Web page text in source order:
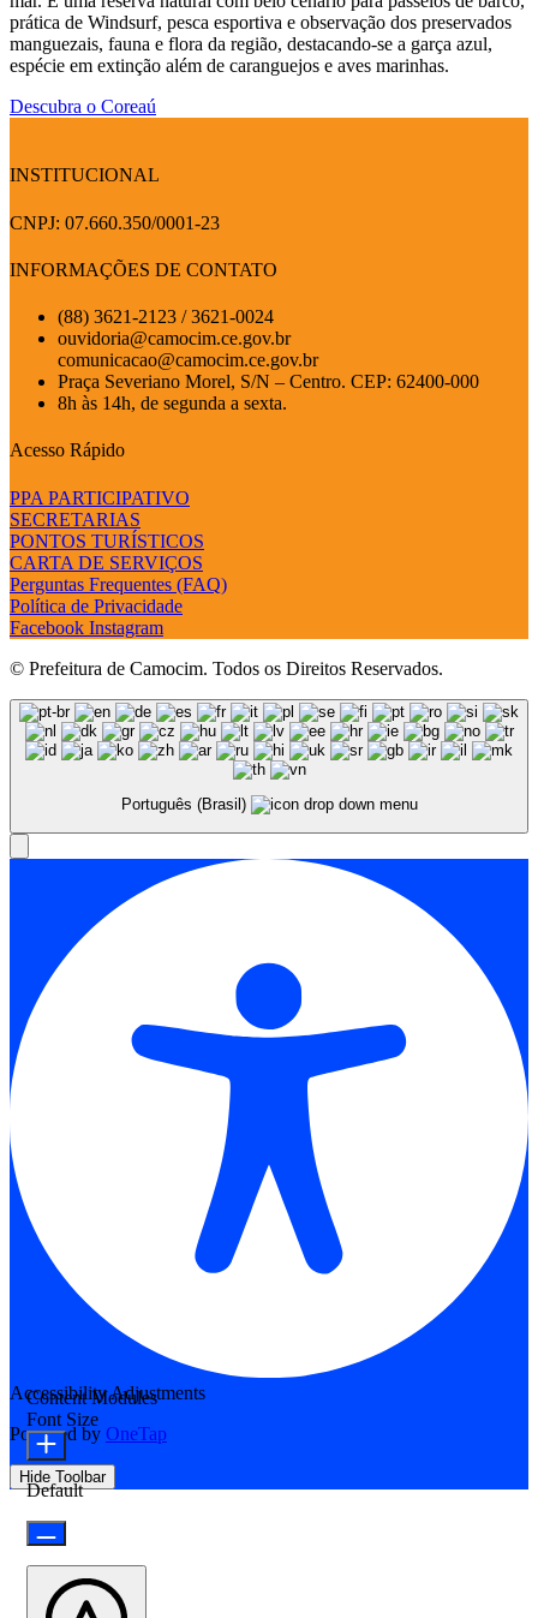
prática de Windsurf, pesca esportiva e observação dos preservados
manguezais, fauna e flora da região, destacando-se a garça azul,
espécie em extinção além de caranguejos e aves marinhas.
Descubra o Coreaú
INSTITUCIONAL
CNPJ: 07.660.350/0001-23
INFORMAÇÕES DE CONTATO
(88) 3621-2123 / 3621-0024
ouvidoria@camocim.ce.gov.br
comunicacao@camocim.ce.gov.br
Praça Severiano Morel, S/N – Centro. CEP: 62400-000
8h às 14h, de segunda a sexta.
Acesso Rápido
PPA PARTICIPATIVO
SECRETARIAS
PONTOS TURÍSTICOS
CARTA DE SERVIÇOS
Perguntas Frequentes (FAQ)
Política de Privacidade
Facebook Instagram
© Prefeitura de Camocim. Todos os Direitos Reservados.
Português (Brasil)
Accessibility Adjustments
Powered by OneTap
Hide Toolbar
Content Modules
Font Size
Default